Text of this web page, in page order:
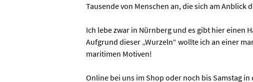
Tausende von Menschen an, die sich am
Ich lebe zwar in Nürnberg und es gibt hier einen
Aufgrund dieser „Wurzeln“ wollte ich an einer
maritimen Motiven!
Online bei uns im Shop oder noch bis Samstag